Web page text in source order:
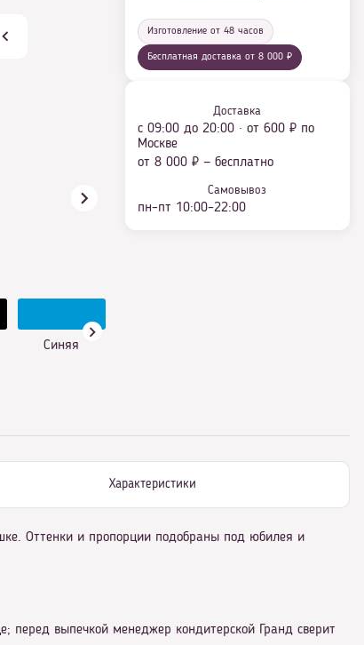
Синяя
Изготовление от 48 часов
Бесплатная доставка от 8 000 ₽
Доставка
с 09:00 до 20:00 · от 600 ₽ по
Москве
от 8 000 ₽ — бесплатно
Самовывоз
пн–пт 10:00–22:00
Характеристики
Оттенки и пропорции подобраны под юбилея и
перед выпечкой менеджер кондитерской Гранд сверит